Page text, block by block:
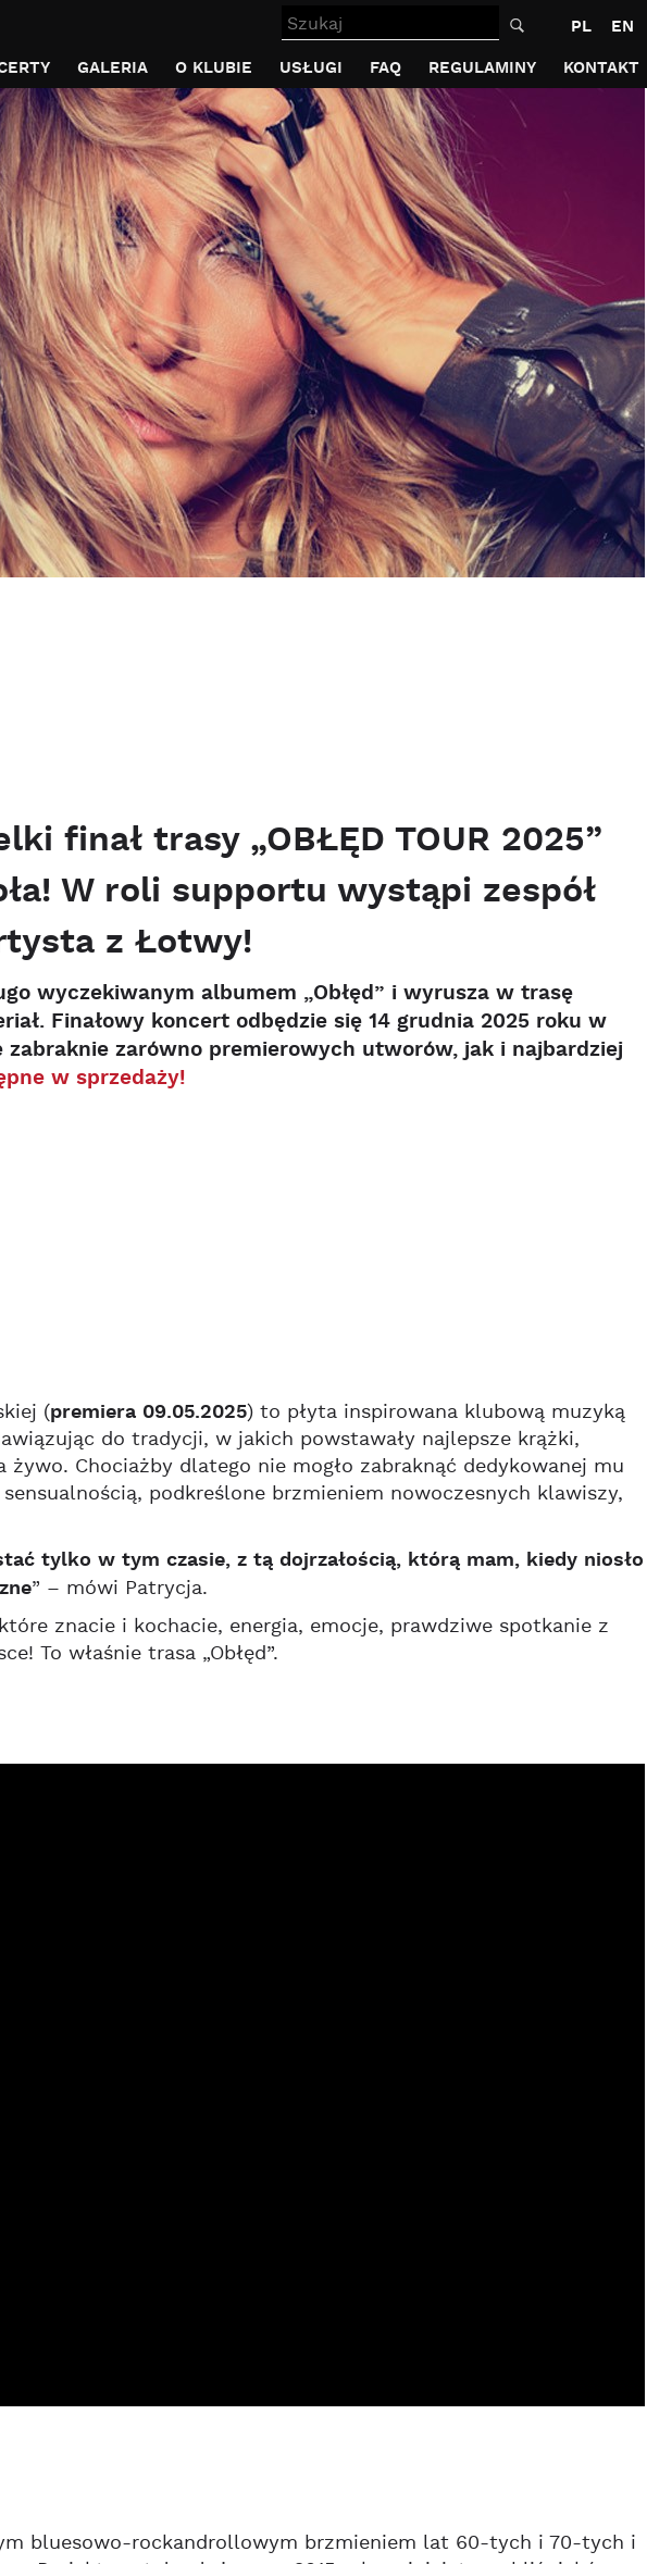
Szukaj PL
EN
GALERIA O KLUBIE USŁUGI FAQ REGULAMINY KONTAKT
finał trasy „OBŁĘD TOUR 2025”
W roli supportu wystąpi zespół
z Łotwy!
wyczekiwanym albumem „Obłęd” i wyrusza w trasę
Finałowy koncert odbędzie się 14 grudnia 2025 roku w
zabraknie zarówno premierowych utworów, jak i najbardziej
w sprzedaży!
(premiera 09.05.2025) to płyta inspirowana klubową muzyką
do tradycji, w jakich powstawały najlepsze krążki,
żywo. Chociażby dlatego nie mogło zabraknąć dedykowanej mu
podkreślone brzmieniem nowoczesnych klawiszy,
tylko w tym czasie, z tą dojrzałością, którą mam, kiedy niosło
” – mówi Patrycja.
znacie i kochacie, energia, emocje, prawdziwe spotkanie z
To właśnie trasa „Obłęd”.
bluesowo-rockandrollowym brzmieniem lat 60-tych i 70-tych i